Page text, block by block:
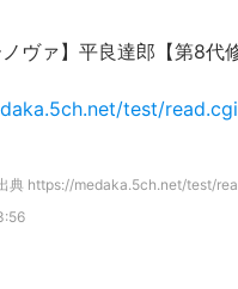
ノヴァ】平良達郎【第8代
test/
典 https://medaka.5ch.net/test/